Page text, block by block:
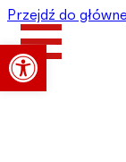
Otwórz pasek narzędzi
Przejdź do